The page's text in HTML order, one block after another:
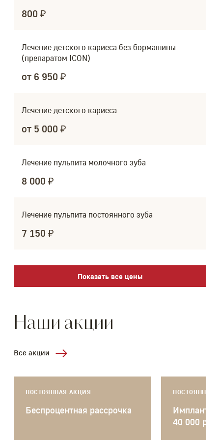
800 ₽
Лечение детского кариеса без бормашины
(препаратом ICON)
от 6 950 ₽
Лечение детского кариеса
от 5 000 ₽
Лечение пульпита молочного зуба
8 000 ₽
Лечение пульпита постоянного зуба
7 150 ₽
Показать все цены
Наши акции
Все акции
ПОСТОЯННАЯ АКЦИЯ
Беспроцентная рассрочка
ПОСТОЯННАЯ
40 000